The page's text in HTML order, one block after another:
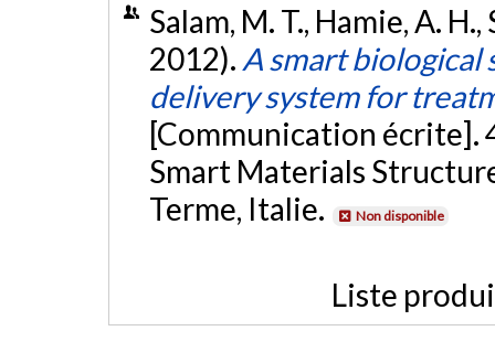
Salam, M. T., Hamie, A.
2012). A smart biological
delivery system for
[Communication
Smart Materials
Terme, Italie.
Non disponible
Liste